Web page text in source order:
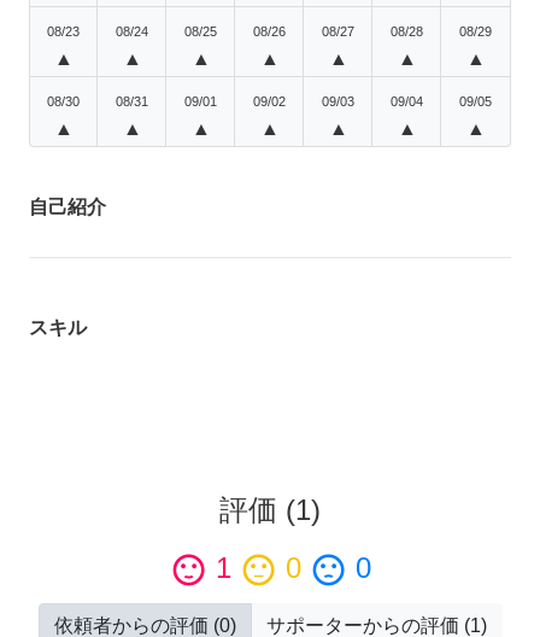
08/23
▲
08/24
▲
08/25
▲
08/26
▲
08/27
▲
08/28
▲
08/29
▲
08/30
▲
08/31
▲
09/01
▲
09/02
▲
09/03
▲
09/04
▲
09/05
▲
自己紹介
スキル
評価 (1)
sentiment_satisfied 1 sentiment_neutral 0 sentiment_dissatisfied 0
依頼者からの評価 (0) サポーターからの評価 (1)